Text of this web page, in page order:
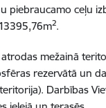
piebraucamo ceļu
2.
mežainā
rezervātā un
Darbības